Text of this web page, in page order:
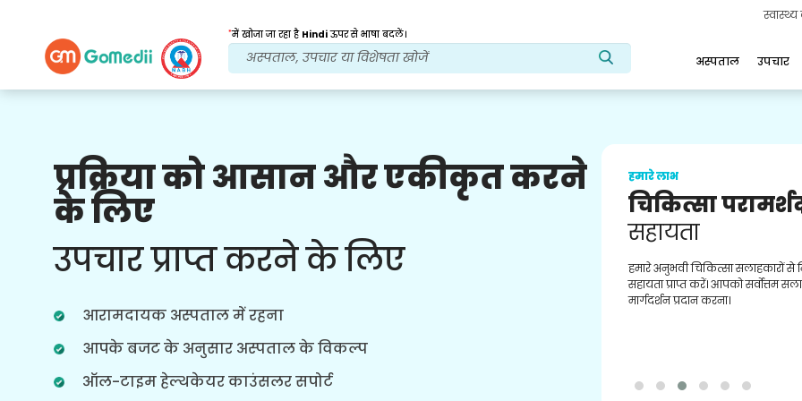
*में खोजा जा रहा है Hindiऊपर से भाषा बदलें।
अस्पताल उपचार
प्रक्रिया को आसान और एकीकृत करने
के लिए
उपचार प्राप्त करने के लिए
आरामदायक अस्पताल में रहना
आपके बजट के अनुसार अस्पताल के विकल्प
ऑल-टाइम हेल्थकेयर काउंसलर सपोर्ट
हमारे लाभ
इलाज के बाद
देखभाल
हर समय आपकी समस्याओं का समाधान करने
जरूरतों पर नियमित अपडेट।
हमारे लाभ
चिकित्सा
सहायता
हमारे अनुभवी चिकित्सा सलाहकारों से
सहायता प्राप्त करें। आपको सर्वोत्तम
मार्गदर्शन प्रदान करना।